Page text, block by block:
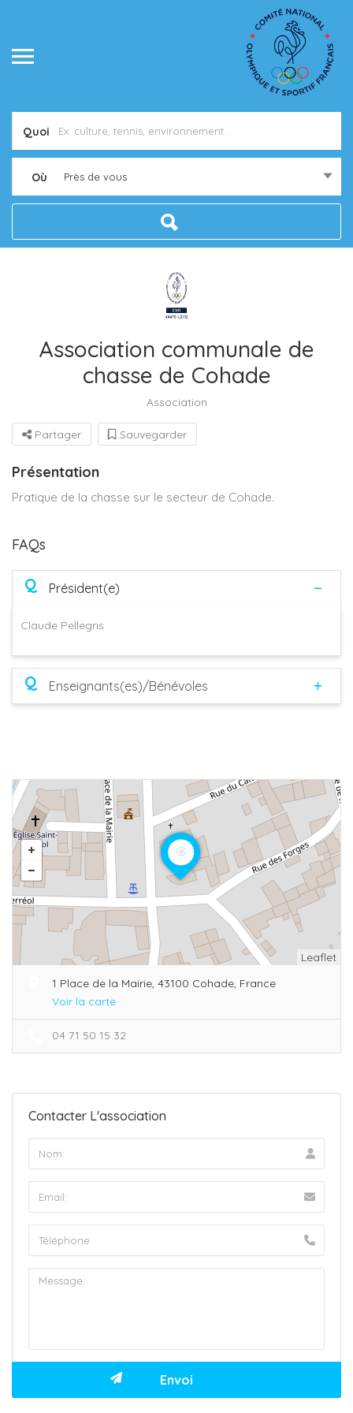
Quoi
Où Près de vous
Association communale de
chasse de Cohade
Association
Partager Sauvegarder
Présentation
Pratique de la chasse sur le secteur de Cohade.
FAQs
Q Président(e)
Claude Pellegris
Q Enseignants(es)/Bénévoles
Leaflet
1 Place de la Mairie, 43100 Cohade, France
Voir la carte
04 71 50 15 32
Contacter L'association